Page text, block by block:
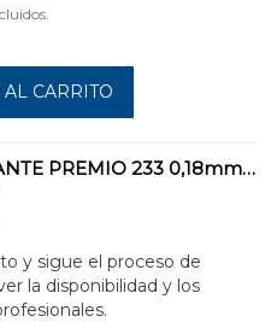
CARRITO
CINTA AISLANTE PREMIO 233 0,18mm 19mmx20m NEGRO (CAJA DE PLÁSTICO INDIVIDUAL)
y sigue el proceso de
la disponibilidad y los